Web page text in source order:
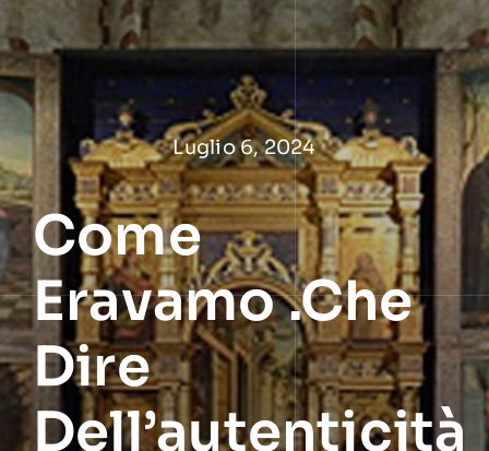
Salta
al
contenuto
Luglio 6, 2024
Come
Eravamo .Che
Dire
Dell’autenticità